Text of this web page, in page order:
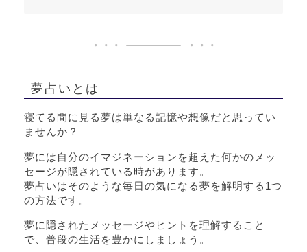
夢占いとは
寝てる間に見る夢は単なる記憶や想像だと思ってい
ませんか？
夢には自分のイマジネーションを超えた何かのメッ
セージが隠されている時があります。
夢占いはそのような毎日の気になる夢を解明する1つ
の方法です。
夢に隠されたメッセージやヒントを理解すること
で、普段の生活を豊かにしましょう。